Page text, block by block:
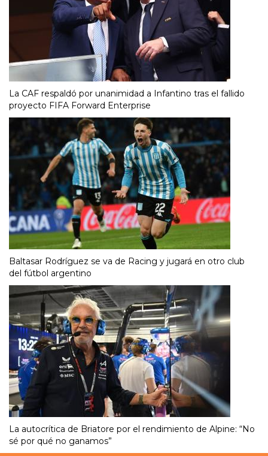
La CAF respaldó por unanimidad a Infantino tras el fallido
proyecto FIFA Forward Enterprise
Baltasar Rodríguez se va de Racing y jugará en otro club
del fútbol argentino
La autocrítica de Briatore por el rendimiento de Alpine: “No
sé por qué no ganamos”